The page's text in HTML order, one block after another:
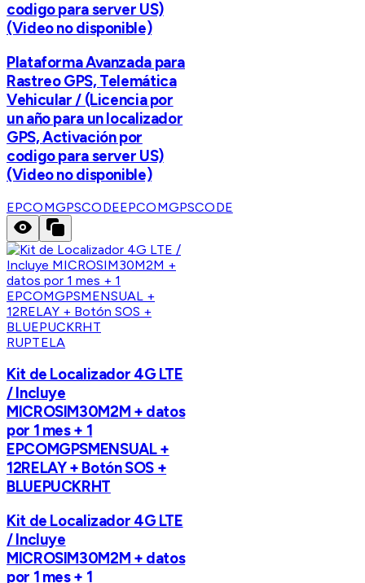
codigo para server US)
(Video no disponible)
Plataforma Avanzada para
Rastreo GPS, Telemática
Vehicular / (Licencia por
un año para un localizador
GPS, Activación por
codigo para server US)
(Video no disponible)
EPCOMGPSCODEEPCOMGPSCODE
RUPTELA
Kit de Localizador 4G LTE
/ Incluye
MICROSIM30M2M + datos
por 1 mes + 1
EPCOMGPSMENSUAL +
12RELAY + Botón SOS +
BLUEPUCKRHT
Kit de Localizador 4G LTE
/ Incluye
MICROSIM30M2M + datos
por 1 mes + 1